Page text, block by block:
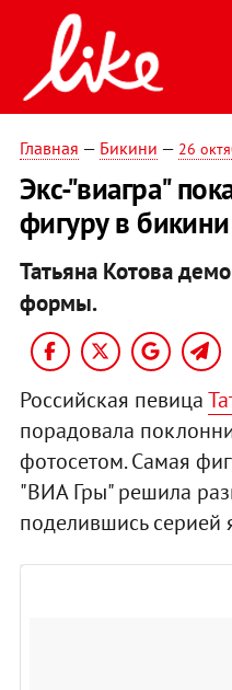
Главная — Бикини — 26
Экс-"виагра"
фигуру в бикини
Татьяна Котова
формы.
Российская певица
порадовала
фотосетом. Самая
"ВИА Гры" решила
поделившись серией